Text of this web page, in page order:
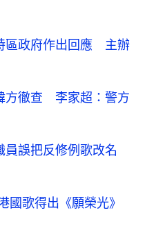
區政府作出回應 主辦
方徹查 李家超：警方
誤把反修例歌改名
國歌得出《願榮光》